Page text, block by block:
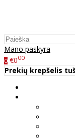
Mano paskyra
0 €000
Prekių krepšelis